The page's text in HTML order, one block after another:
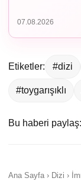
07.08.2026
Etiketler: #dizi
#toygarışıklı
Bu haberi paylaş:
Ana Sayfa › Dizi ›